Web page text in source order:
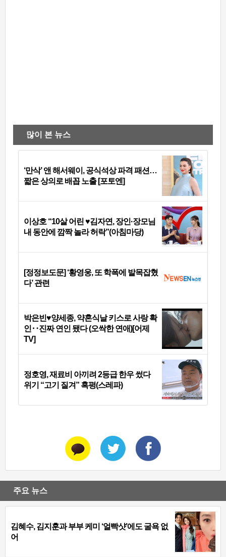
많이 본 뉴스
‘만삭’ 앤 해서웨이, 공식석상 파격 패션…
짧은 상의로 배꼽 노출 [포토엔]
이상호 “10살 어린 ♥김자연, 장인·장모님
내 동안에 깜짝 놀라 허락”(아침마당)
[정정보도문] ‘황영웅, 또 학폭에 발목잡혔
다’ 관련
박은빈♥양세종, 약혼식날 키스로 사랑 확
인‥진짜 연인 됐다 (오싹한 연애)[어제
TV]
정호영, 재료비 아끼려 2등급 한우 썼다
위기 “고기 질겨” 혹평(스레파)
주요 뉴스
김혜수, 김지훈과 부부 케미 ‘얼빡샷’에도 굴욕 없
어